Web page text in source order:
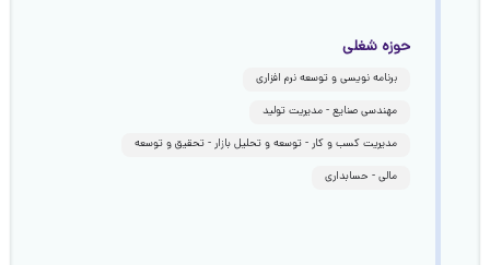
حوزه شغلی
برنامه نویسی و توسعه نرم افزاری
مهندسی صنایع - مدیریت تولید
مدیریت کسب و کار - توسعه و تحلیل بازار - تحقیق و توسعه
مالی - حسابداری